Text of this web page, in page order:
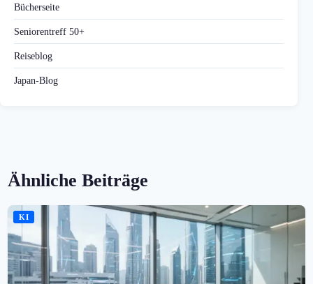
Bücherseite
Seniorentreff 50+
Reiseblog
Japan-Blog
Ähnliche Beiträge
KI